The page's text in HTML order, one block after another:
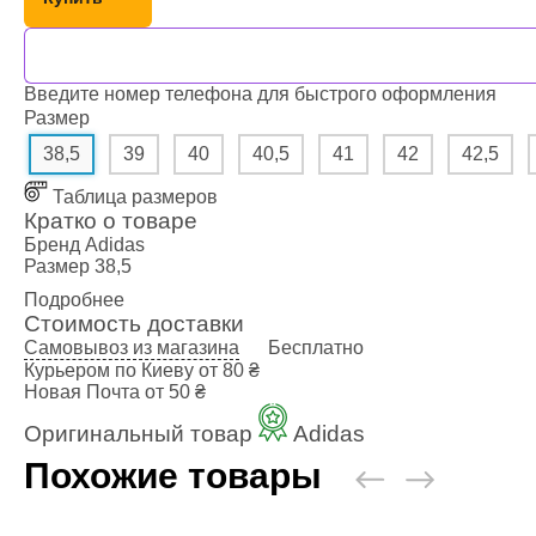
Обувь
Тяжелая
Вольная борьба
Введите номер телефона для быстрого оформления
Размер
38,5
39 40 40,5 41 42 42,5
Таблица размеров
Кратко о товаре
Бренд Adidas
Размер 38,5
Подробнее
Стоимость доставки
Самовывоз из магазина
Бесплатно
Курьером по Киеву от 80 ₴
Новая Почта от 50 ₴
Оригинальный товар Adidas
Похожие товары